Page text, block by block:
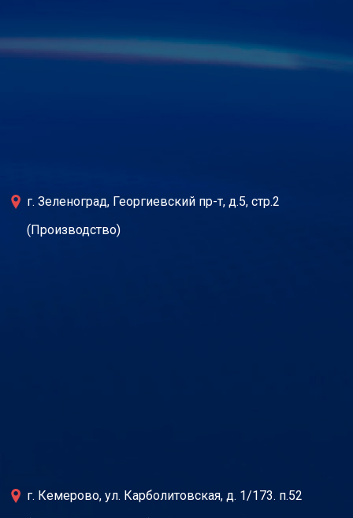
г. Зеленоград, Георгиевский пр-т, д.5, стр.2
(Производство)
г. Кемерово, ул. Карболитовская, д. 1/173. п.52